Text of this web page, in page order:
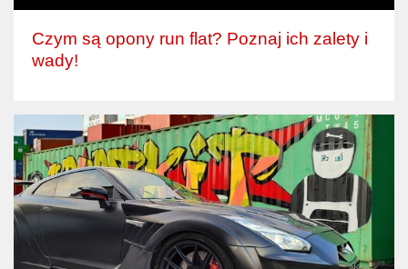
Czym są opony run flat? Poznaj ich zalety i
wady!